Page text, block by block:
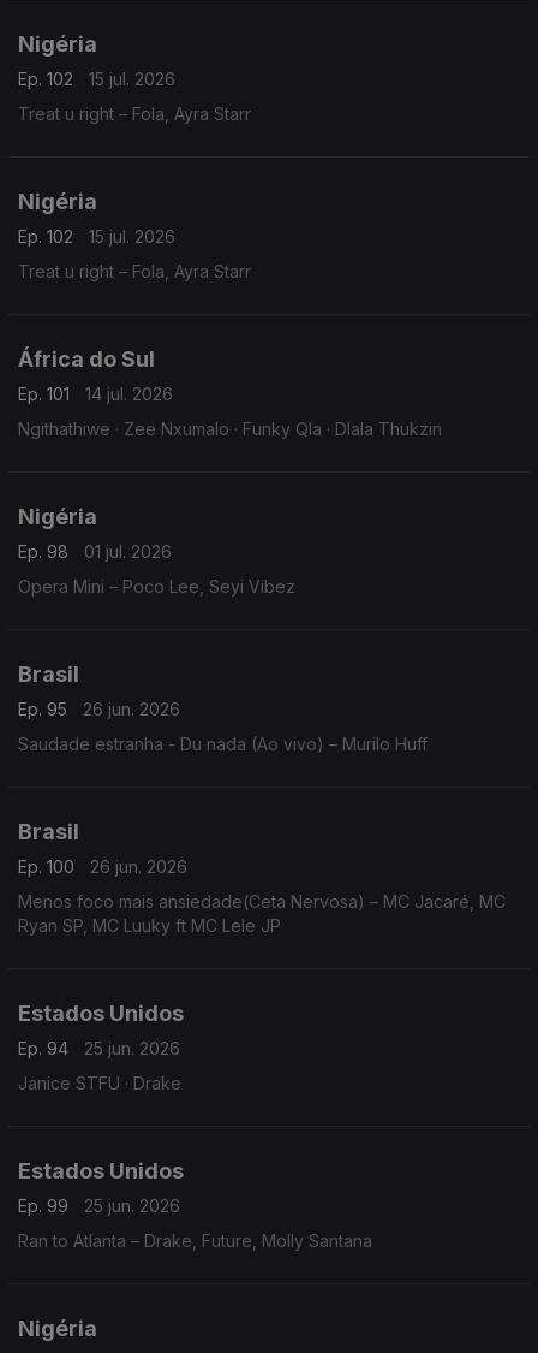
Nigéria
Ep. 102
15 jul. 2026
Treat u right – Fola, Ayra Starr
Nigéria
Ep. 102
15 jul. 2026
Treat u right – Fola, Ayra Starr
África do Sul
Ep. 101
14 jul. 2026
Ngithathiwe · Zee Nxumalo · Funky Qla · Dlala Thukzin
Nigéria
Ep. 98
01 jul. 2026
Opera Mini – Poco Lee, Seyi Vibez
Brasil
Ep. 95
26 jun. 2026
Saudade estranha - Du nada (Ao vivo) – Murilo Huff
Brasil
Ep. 100
26 jun. 2026
Menos foco mais ansiedade(Ceta Nervosa) – MC Jacaré, MC
Ryan SP, MC Luuky ft MC Lele JP
Estados Unidos
Ep. 94
25 jun. 2026
Janice STFU · Drake
Estados Unidos
Ep. 99
25 jun. 2026
Ran to Atlanta – Drake, Future, Molly Santana
Nigéria